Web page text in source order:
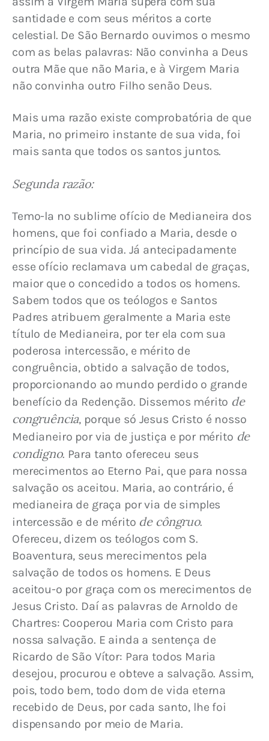
santidade e com seus méritos a corte
celestial. De São Bernardo ouvimos o mesmo
com as belas palavras: Não convinha a Deus
outra Mãe que não Maria, e à Virgem Maria
não convinha outro Filho senão Deus.
Mais uma razão existe comprobatória de que
Maria, no primeiro instante de sua vida, foi
mais santa que todos os santos juntos.
Segunda razão:
Temo-la no sublime ofício de Medianeira dos
homens, que foi confiado a Maria, desde o
princípio de sua vida. Já antecipadamente
esse ofício reclamava um cabedal de graças,
maior que o concedido a todos os homens.
Sabem todos que os teólogos e Santos
Padres atribuem geralmente a Maria este
título de Medianeira, por ter ela com sua
poderosa intercessão, e mérito de
congruência, obtido a salvação de todos,
proporcionando ao mundo perdido o grande
benefício da Redenção. Dissemos mérito de
congruência, porque só Jesus Cristo é nosso
Medianeiro por via de justiça e por mérito de
condigno. Para tanto ofereceu seus
merecimentos ao Eterno Pai, que para nossa
salvação os aceitou. Maria, ao contrário, é
medianeira de graça por via de simples
intercessão e de mérito de côngruo.
Ofereceu, dizem os teólogos com S.
Boaventura, seus merecimentos pela
salvação de todos os homens. E Deus
aceitou-o por graça com os merecimentos de
Jesus Cristo. Daí as palavras de Arnoldo de
Chartres: Cooperou Maria com Cristo para
nossa salvação. E ainda a sentença de
Ricardo de São Vítor: Para todos Maria
desejou, procurou e obteve a salvação. Assim,
pois, todo bem, todo dom de vida eterna
recebido de Deus, por cada santo, lhe foi
dispensando por meio de Maria.